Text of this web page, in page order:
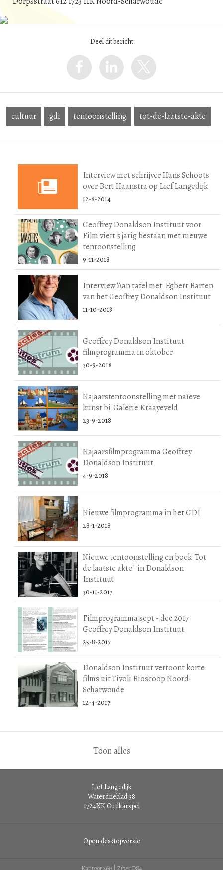
Deel dit bericht
cultuur gdi tentoonstelling tot-de-laatste-akte
Interview met schrijver Hans Schoots
over Bert Haanstra op Lief Langedijk
12-8-2014
Geoffrey Donaldson Instituut voor
Film viert 5 jarig bestaan met nieuwe
tentoonstelling
9-11-2018
Interview 'Aan tafel met' Egbert Barten
van het Geoffrey Donaldson Instituut
11-10-2018
Geoffrey Donaldson Instituut
filmprogramma in oktober
30-9-2018
Najaarstentoonstelling met naïeve
kunst bij Galerie Kraayeveld
23-9-2018
Najaarsfilmprogramma Geoffrey
Donaldson Instituut
4-9-2018
Nieuwe filmprogramma in het GDI
28-1-2018
Nieuwe tentoonstelling en boek 'Tot
de laatste akte!' in Donaldson
Instituut
30-11-2017
Filmprogramma sept - dec 2017
Geoffrey Donaldson Instituut
25-8-2017
Donaldson Instituut vertoont korte
films uit Tivoli Bioscoop Noord-
Scharwoude
12-4-2017
Toon alles
Lief Langedijk
Waterdrieblad 38
1724XK Oudkarspel
Open desktopversie
Kantoor 260 | Ziber DS4